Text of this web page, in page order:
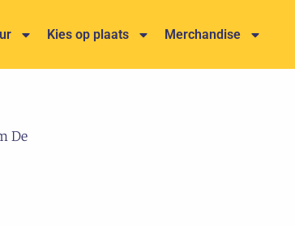
Kies op plaats Merchandise
De